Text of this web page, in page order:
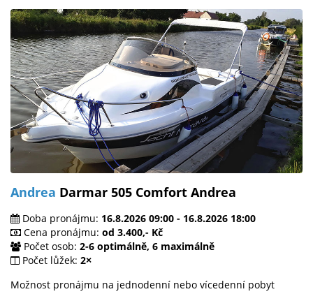
Andrea Darmar 505 Comfort Andrea
Doba pronájmu: 16.8.2026 09:00 - 16.8.2026 18:00
Cena pronájmu: od 3.400,- Kč
Počet osob: 2-6 optimálně, 6 maximálně
Počet lůžek: 2×
Možnost pronájmu na jednodenní nebo vícedenní pobyt